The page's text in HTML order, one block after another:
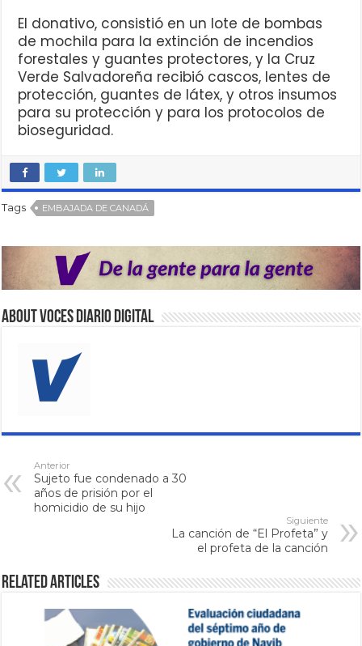
El donativo, consistió en un lote de bombas
de mochila para la extinción de incendios
forestales y guantes protectores, y la Cruz
Verde Salvadoreña recibió cascos, lentes de
protección, guantes de látex, y otros insumos
para su protección y para los protocolos de
bioseguridad.
Tags EMBAJADA DE CANADÁ
About VOCES Diario digital
Anterior
Sujeto fue condenado a 30
años de prisión por el
homicidio de su hijo
Siguiente
La canción de “El Profeta” y
el profeta de la canción
Related Articles